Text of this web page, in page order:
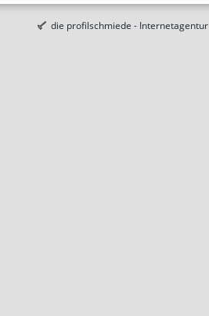
die profilschmiede - Internetagentur